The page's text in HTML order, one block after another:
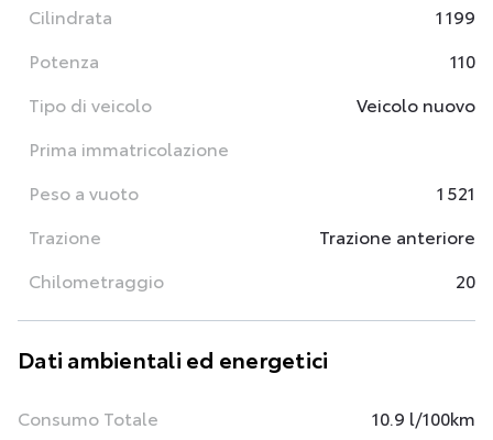
Cilindrata
1 199
Potenza
110
Tipo di veicolo
Veicolo nuovo
Prima immatricolazione
Peso a vuoto
1 521
Trazione
Trazione anteriore
Chilometraggio
20
Dati ambientali ed energetici
Consumo Totale
10.9 l/100km